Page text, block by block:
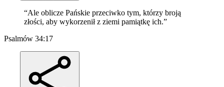
“Ale oblicze Pańskie przeciwko tym, którzy broją
złości, aby wykorzenił z ziemi pamiątkę ich.”
Psalmów 34:17